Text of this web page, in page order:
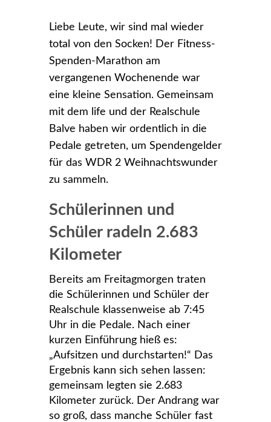
Liebe Leute, wir sind mal wieder
total von den Socken! Der Fitness-
Spenden-Marathon am
vergangenen Wochenende war
eine kleine Sensation. Gemeinsam
mit dem life und der Realschule
Balve haben wir ordentlich in die
Pedale getreten, um Spendengelder
für das WDR 2 Weihnachtswunder
zu sammeln.
Schülerinnen und
Schüler radeln 2.683
Kilometer
Bereits am Freitagmorgen traten
die Schülerinnen und Schüler der
Realschule klassenweise ab 7:45
Uhr in die Pedale. Nach einer
kurzen Einführung hieß es:
„Aufsitzen und durchstarten!“ Das
Ergebnis kann sich sehen lassen:
gemeinsam legten sie 2.683
Kilometer zurück. Der Andrang war
so groß, dass manche Schüler fast